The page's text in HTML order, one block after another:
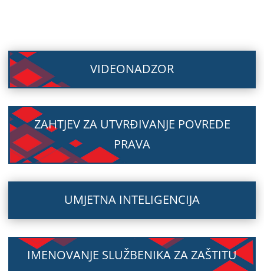
VIDEONADZOR
ZAHTJEV ZA UTVRĐIVANJE POVREDE
PRAVA
UMJETNA INTELIGENCIJA
IMENOVANJE SLUŽBENIKA ZA ZAŠTITU